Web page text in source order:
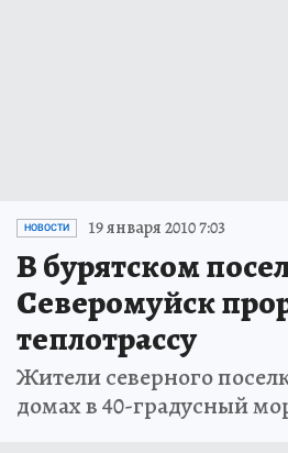
НОВОСТИ 19 января 2010 7:03
В бурятском
Северомуйск
теплотрассу
Жители северного
домах в 40-градусный